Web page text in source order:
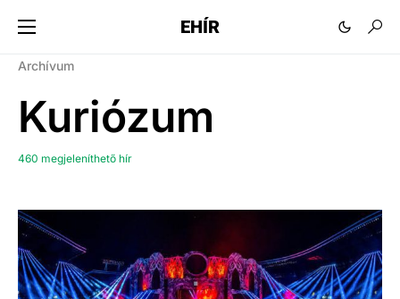
EHÍR
Archívum
Kuriózum
460 megjeleníthető hír